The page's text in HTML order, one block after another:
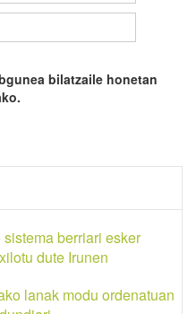
bilatzaile honetan
berriari esker
dute Irunen
lanak modu ordenatuan